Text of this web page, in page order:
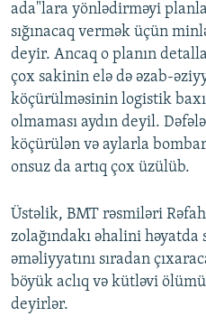
ada"lara yönlədirməyi
sığınacaq vermək üçün
deyir. Ancaq o planın
çox sakinin elə də əzab-
köçürülməsinin logistik
olmaması aydın deyil.
köçürülən və aylarla
onsuz da artıq çox üzülüb.
Üstəlik, BMT rəsmiləri
zolağındakı əhalini həyatda
əməliyyatını sıradan
böyük aclıq və kütləvi
deyirlər.